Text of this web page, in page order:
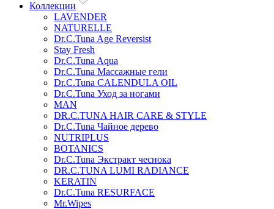
Коллекции
LAVENDER
NATURELLE
Dr.C.Tuna Age Reversist
Stay Fresh
Dr.C.Tuna Aqua
Dr.C.Tuna Массажные гели
Dr.C.Tuna CALENDULA OIL
Dr.C.Tuna Уход за ногами
MAN
DR.C.TUNA HAIR CARE & STYLE
Dr.C.Tuna Чайное дерево
NUTRIPLUS
BOTANICS
Dr.C.Tuna Экстракт чеснока
DR.C.TUNA LUMI RADIANCE
KERATIN
Dr.C.Tuna RESURFACE
Mr.Wipes